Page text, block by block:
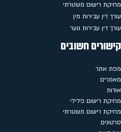
מחיקת רישום משטרתי
עורך דין עבירות מין
עורך דין עבירות נוער
קישורים חשובים
מפת אתר
מאמרים
אודות
מחיקת רישום פלילי
מחיקת רישום משטרתי
סרטונים